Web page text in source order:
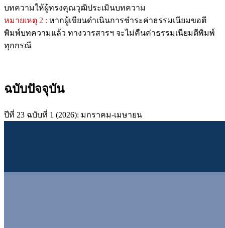
บทความให้ผู้ทรงคุณวุฒิประเมินบทความ
หมายเหตุ 2 : หากผู้เขียนดำเนินการชำระค่าธรรมเนียมขอตี
พิมพ์บทความแล้ว ทางวารสารฯ จะไม่คืนค่าธรรมเนียมตีพิมพ์
ทุกกรณี
ฉบับปัจจุบัน
ปีที่ 23 ฉบับที่ 1 (2026): มกราคม-เมษายน